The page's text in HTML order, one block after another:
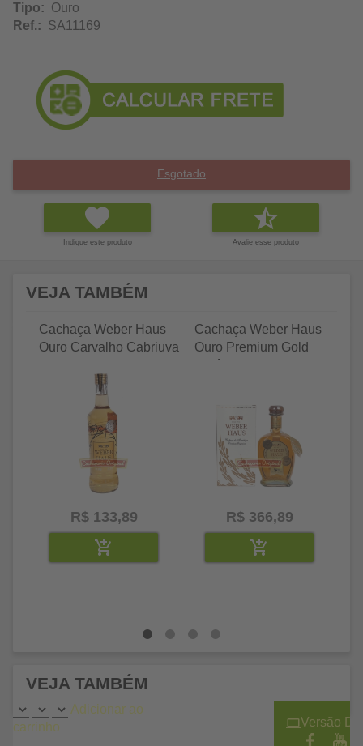
Tipo: Ouro
Ref.: SA11169
Esgotado
Indique este produto Avalie esse produto
VEJA TAMBÉM
Cachaça Weber Haus
Ouro Carvalho Cabriuva
R$ 133,89
Cachaça Weber Haus
Ouro Premium Gold
R$ 366,89
VEJA TAMBÉM
Adicionar ao
carrinho
Versão